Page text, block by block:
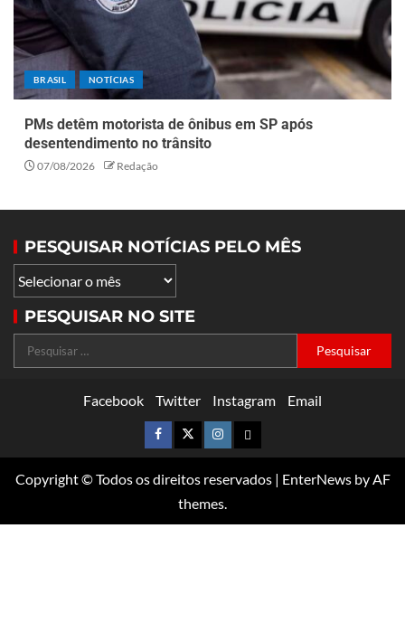
BRASIL NOTÍCIAS
PMs detêm motorista de ônibus em SP após
desentendimento no trânsito
07/08/2026 Redação
PESQUISAR NOTÍCIAS PELO MÊS
PESQUISAR NO SITE
Facebook Twitter Instagram Email
Copyright © Todos os direitos reservados | EnterNewsby AF
themes.